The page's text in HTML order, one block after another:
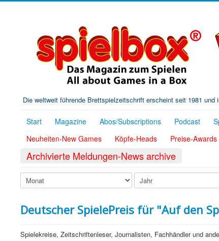
Die weltweit führende Brettspielzeitschrift erscheint seit 1981
Start Magazine Abos/Subscriptions Podcast
Neuheiten-New Games
Köpfe-Heads Preise-Awards
Archivierte Meldungen-News archive
Deutscher SpielePreis für "Auf den
Spielekreise, Zeitschriftenleser, Journalisten, Fachhändler und